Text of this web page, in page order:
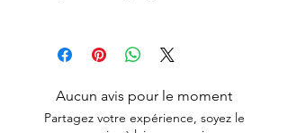
Diameter: 1.75mm
Diameter Tolerance: ±0.03mm
Print Speed: 50-100mm/s
Platform Temp.: Depends on the
Aucun avis pour le moment
Partagez votre expérience, soyez le